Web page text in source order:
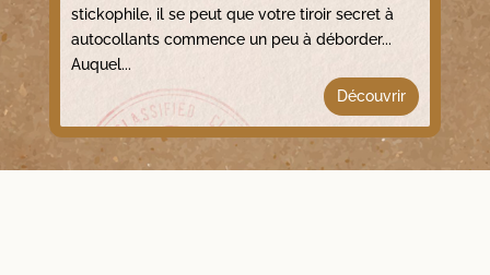
stickophile, il se peut que votre tiroir secret à
autocollants commence un peu à déborder...
Auquel...
Découvrir